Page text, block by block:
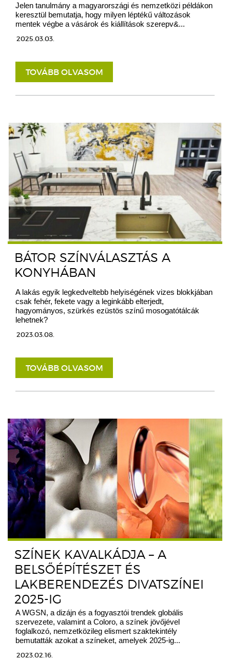
Jelen tanulmány a magyarországi és nemzetközi példákon
keresztül bemutatja, hogy milyen léptékű változások
mentek végbe a vásárok és kiállítások szerepv&...
2025.03.03.
TOVÁBB OLVASOM
BÁTOR SZÍNVÁLASZTÁS A
KONYHÁBAN
A lakás egyik legkedveltebb helyiségének vizes blokkjában
csak fehér, fekete vagy a leginkább elterjedt,
hagyományos, szürkés ezüstös színű mosogatótálcák
lehetnek?
2023.03.08.
TOVÁBB OLVASOM
SZÍNEK KAVALKÁDJA – A
BELSŐÉPÍTÉSZET ÉS
LAKBERENDEZÉS DIVATSZÍNEI
2025-IG
A WGSN, a dizájn és a fogyasztói trendek globális
szervezete, valamint a Coloro, a színek jövőjével
foglalkozó, nemzetközileg elismert szaktekintély
bemutatták azokat a színeket, amelyek 2025-ig...
2023.02.16.